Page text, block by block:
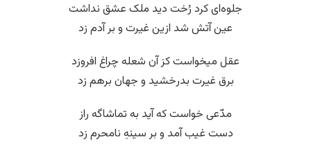
جلوه‌ای کرد رُخت دید ملک عشق نداشت
عین آتش شد ازین غیرت و بر آدم زد
عقل میخواست کز آن شعله چراغ افروزد
برق غیرت بدرخشید و جهان برهم زد
مدّعی خواست که آید به تماشاگه راز
دست غیب آمد و بر سینهِ نامحرم زد